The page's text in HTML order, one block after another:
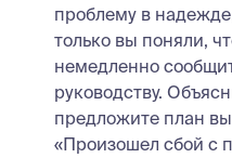
проблему в
только вы поняли,
немедленно
руководству.
предложите план
«Произошел сбой с